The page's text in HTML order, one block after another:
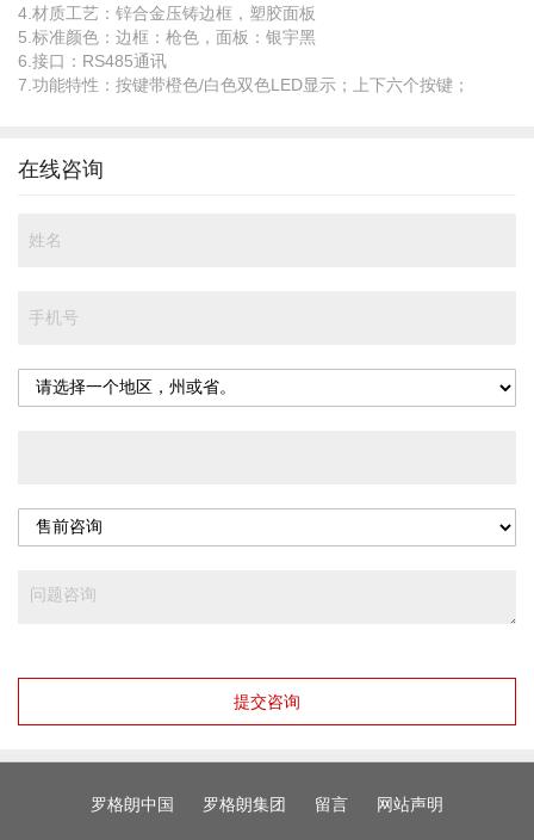
数
4.材质工艺：锌合金压铸边框，塑胶面板
5.标准颜色：边框：枪色，面板：银宇黑
6.接口：RS485通讯
7.功能特性：按键带橙色/白色双色LED显示；上下六个按键；
在线咨询
提交咨询
罗格朗中国 罗格朗集团 留言 网站声明